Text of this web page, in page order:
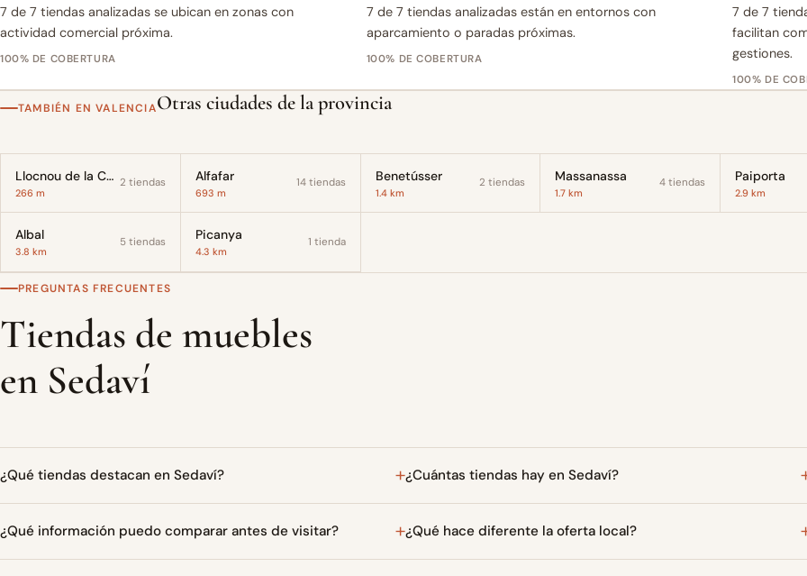
7 de 7 tiendas analizadas se ubican en zonas con
actividad comercial próxima.
100% DE COBERTURA
7 de 7 tiendas analizadas están en entornos con
aparcamiento o paradas próximas.
100% DE COBERTURA
7 de 7
facilitan
gestiones.
100% DE
TAMBIÉN EN VALENCIAOtras ciudades de la provincia
Llocnou de la Corona
266 m
2 tiendas Alfafar
693 m
14 tiendas Benetússer
1.4 km
2 tiendas Massanassa
1.7 km
4 tiendas Paiporta
2.9 km
Albal
3.8 km
5 tiendas Picanya
4.3 km
1 tienda
PREGUNTAS FRECUENTES
Tiendas de muebles
en Sedaví
¿Qué tiendas destacan en Sedaví? ¿Cuántas tiendas hay en Sedaví?
¿Qué información puedo comparar antes de visitar? ¿Qué hace diferente la oferta local?